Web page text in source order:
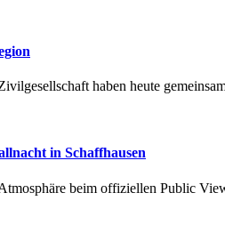
haben heute
in Schaffhausen
beim offiziellen Public